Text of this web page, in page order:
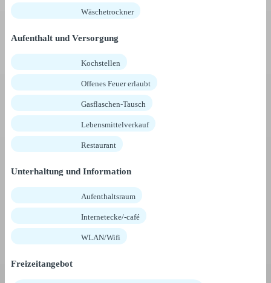
Wäschetrockner
Aufenthalt und Versorgung
Kochstellen
Offenes Feuer erlaubt
Gasflaschen-Tausch
Lebensmittelverkauf
Restaurant
Unterhaltung und Information
Aufenthaltsraum
Internetecke/-café
WLAN/Wifi
Freizeitangebot